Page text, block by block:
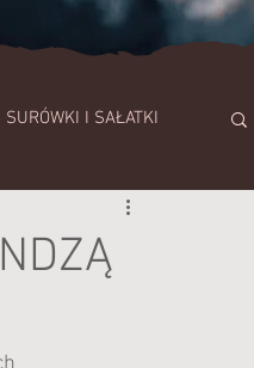
SURÓWKI I SAŁATKI